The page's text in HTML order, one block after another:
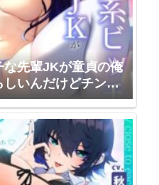
先輩JKが童貞の俺
いんだけどチンコ
まくる話 / 猫耳屋 /